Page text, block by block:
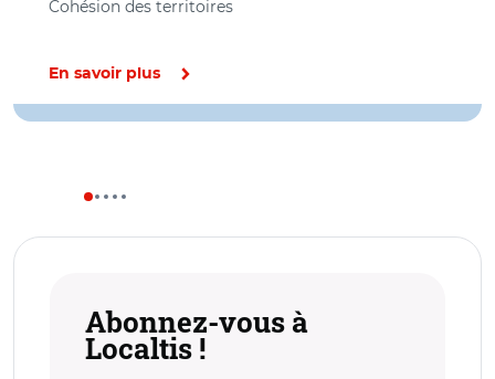
Cohésion des territoires
En savoir plus
Abonnez-vous à
Localtis !